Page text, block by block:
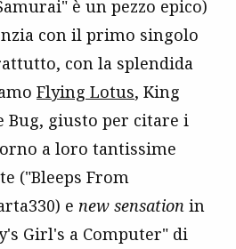
è un pezzo epico)
con il primo singolo
con la splendida
Flying Lotus, King
Bug, giusto per citare i
a loro tantissime
("Bleeps From
e new sensation in
Girl's a Computer" di